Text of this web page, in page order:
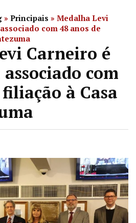
» Principais » Medalha Levi
com 48 anos de
Carneiro é
com
à Casa